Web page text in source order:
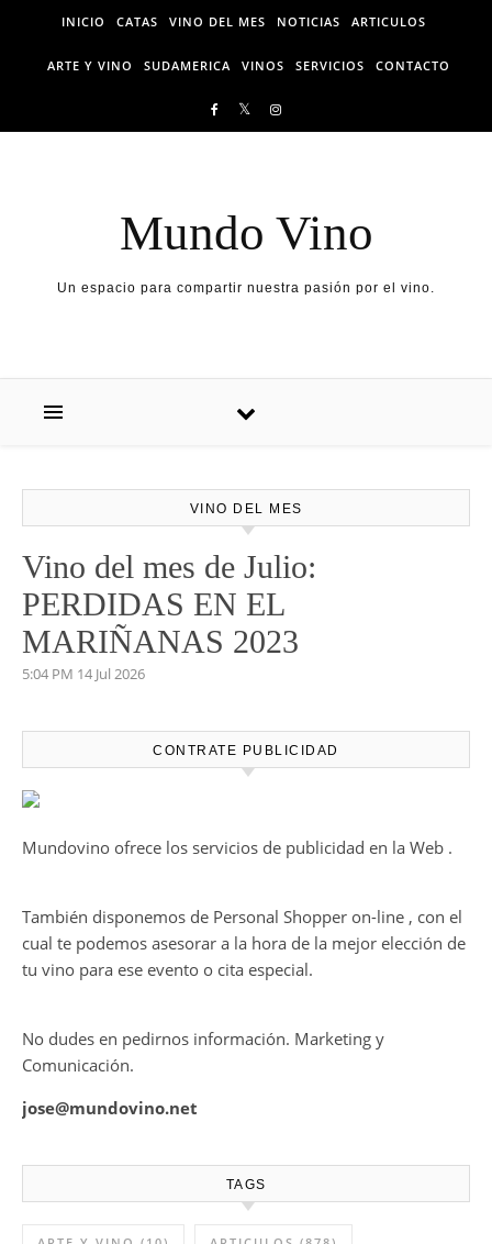
Skip to content
INICIO CATAS VINO DEL MES NOTICIAS ARTICULOS
ARTE Y VINO SUDAMERICA VINOS SERVICIOS CONTACTO
Mundo Vino
Un espacio para compartir nuestra pasión por el vino.
VINO DEL MES
Vino del mes de Julio:
PERDIDAS EN EL
MARIÑANAS 2023
5:04 PM 14 Jul 2026
CONTRATE PUBLICIDAD
Mundovino ofrece los servicios de publicidad en la Web .
También disponemos de Personal Shopper on-line , con el
cual te podemos asesorar a la hora de la mejor elección de
tu vino para ese evento o cita especial.
No dudes en pedirnos información. Marketing y
Comunicación.
jose@mundovino.net
TAGS